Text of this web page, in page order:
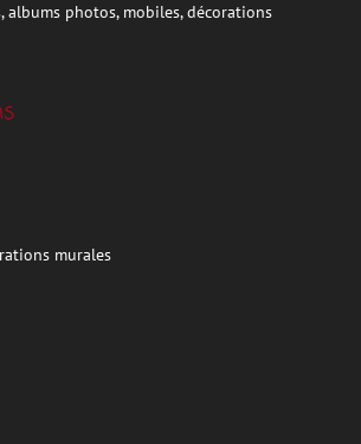
albums photos, mobiles, décorations
murales